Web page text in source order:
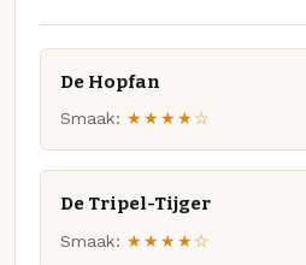
De Hopfan
Smaak: ★★★★☆
De Tripel-Tijger
Smaak: ★★★★☆